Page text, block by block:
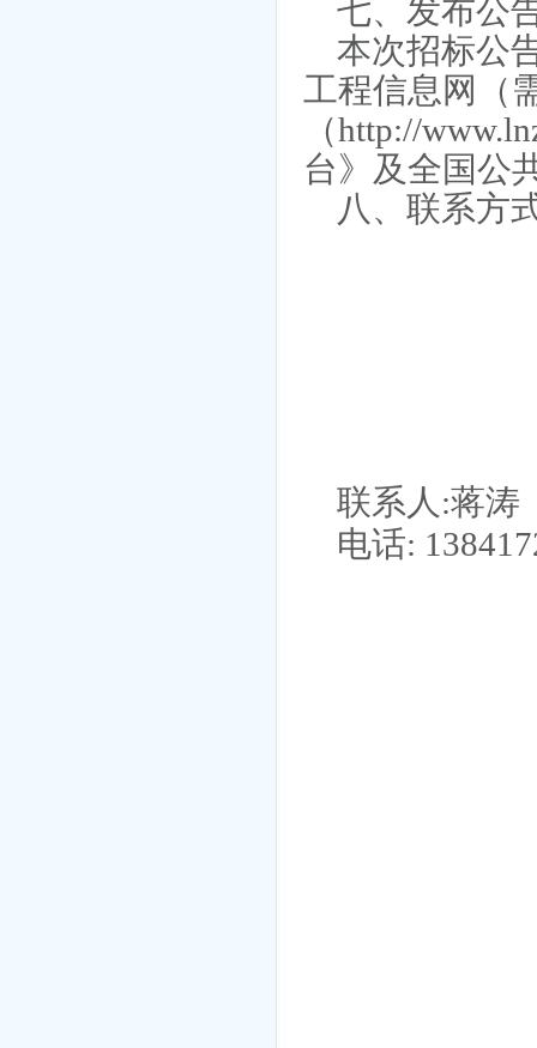
七、发布公
本次招标公
工程信息网（
（http://
台》及全国公
八、联系方
联系人 :蒋涛
电话: